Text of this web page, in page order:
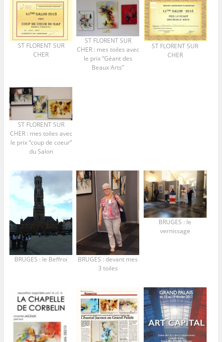
ST FLORENT SUR
CHER
ST FLORENT SUR
CHER : mes toiles avec
le prix “Géant des
Beaux Arts”
ST FLORENT SUR
CHER
ST FLORENT SUR
CHER : mes toiles avec
le prix “coup de coeur”
du Salon
BRUGES : le Beffroi
BRUGES : devant mes
3 toiles
BRUGES : le
vernissage